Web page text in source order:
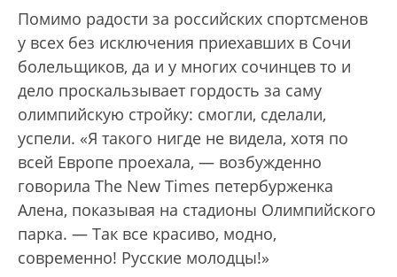
Помимо радости за российских спортсменов
у всех без исключения приехавших в Сочи
болельщиков, да и у многих сочинцев то и
дело проскальзывает гордость за саму
олимпийскую стройку: смогли, сделали,
успели. «Я такого нигде не видела, хотя по
всей Европе проехала, — возбужденно
говорила The New Times петербурженка
Алена, показывая на стадионы Олимпийского
парка. — Так все красиво, модно,
современно! Русские молодцы!»